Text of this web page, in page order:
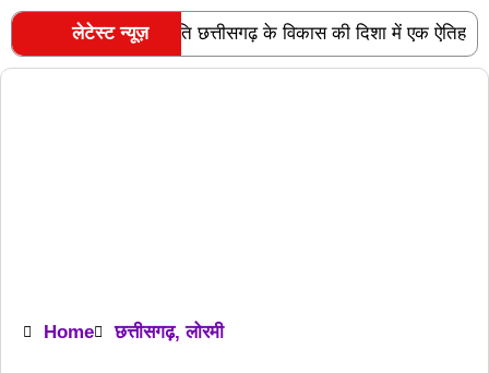
लेटेस्ट न्यूज़
रेल लाइन की स्वीकृति छत्तीसगढ़ के विकास की दिशा में एक ऐतिहासिक
RECENT POSTS
Home छत्तीसगढ़,लोरमी